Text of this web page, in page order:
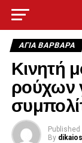
ΑΓΙΑ ΒΑΡΒΑΡΑ
Κινητή
ρούχων
Published
By